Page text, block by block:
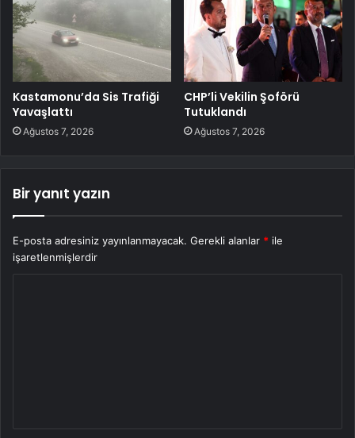
Kastamonu’da Sis Trafiği
Yavaşlattı
Ağustos 7, 2026
CHP’li Vekilin Şoförü
Tutuklandı
Ağustos 7, 2026
Bir yanıt yazın
E-posta adresiniz yayınlanmayacak. Gerekli alanlar * ile
işaretlenmişlerdir